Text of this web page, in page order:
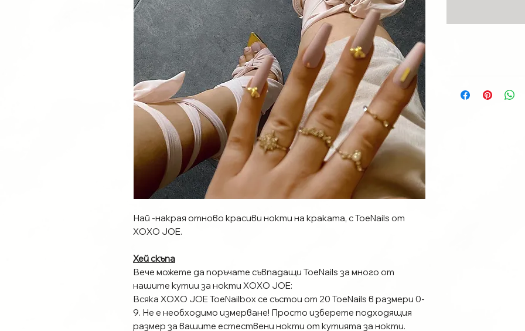
Най -накрая отново красиви нокти на краката, с ToeNails от
XOXO JOE.
Хей скъпа
Вече можете да поръчате съвпадащи ToeNails за много от
нашите кутии за нокти XOXO JOE:
Всяка XOXO JOE ToeNailbox се състои от 20 ToeNails в размери 0-
9. Не е необходимо измерване! Просто изберете подходящия
размер за вашите естествени нокти от кутията за нокти.